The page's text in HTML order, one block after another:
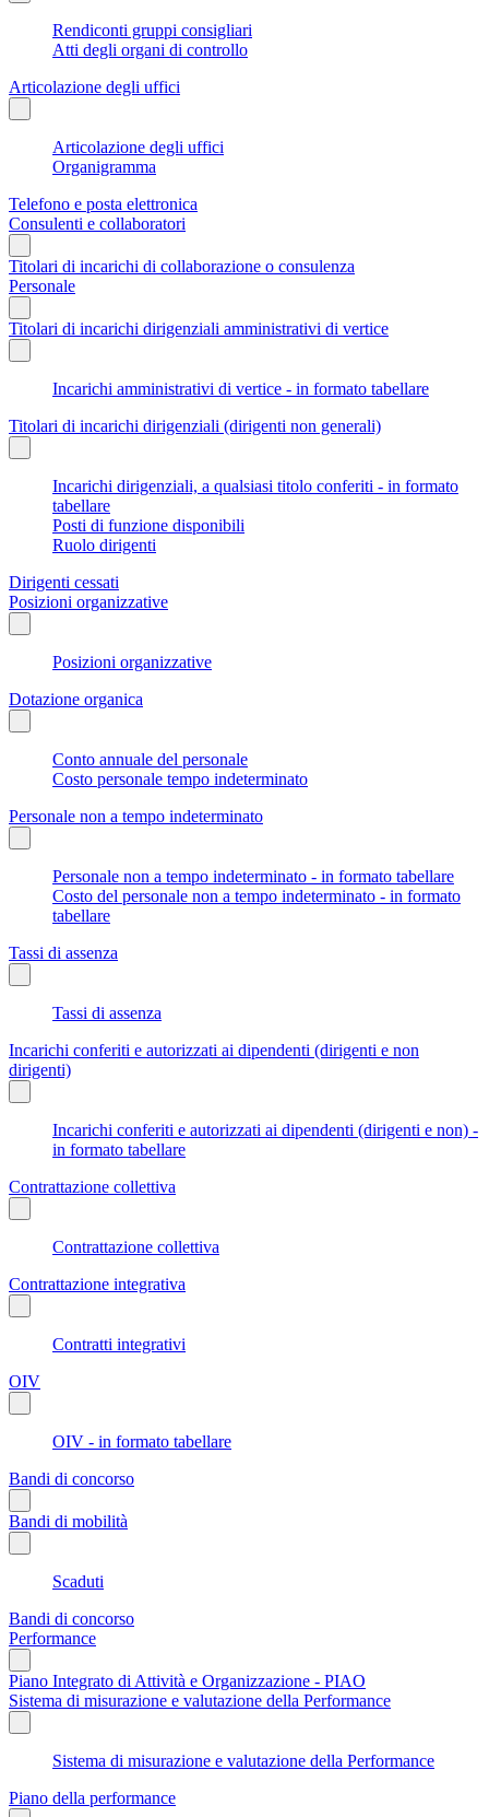
Rendiconti gruppi consigliari
Atti degli organi di controllo
Articolazione degli uffici
Articolazione degli uffici
Organigramma
Telefono e posta elettronica
Consulenti e collaboratori
Titolari di incarichi di collaborazione o consulenza
Personale
Titolari di incarichi dirigenziali amministrativi di vertice
Incarichi amministrativi di vertice - in formato tabellare
Titolari di incarichi dirigenziali (dirigenti non generali)
Incarichi dirigenziali, a qualsiasi titolo conferiti - in formato
tabellare
Posti di funzione disponibili
Ruolo dirigenti
Dirigenti cessati
Posizioni organizzative
Posizioni organizzative
Dotazione organica
Conto annuale del personale
Costo personale tempo indeterminato
Personale non a tempo indeterminato
Personale non a tempo indeterminato - in formato tabellare
Costo del personale non a tempo indeterminato - in formato
tabellare
Tassi di assenza
Tassi di assenza
Incarichi conferiti e autorizzati ai dipendenti (dirigenti e non
dirigenti)
Incarichi conferiti e autorizzati ai dipendenti (dirigenti e non) -
in formato tabellare
Contrattazione collettiva
Contrattazione collettiva
Contrattazione integrativa
Contratti integrativi
OIV
OIV - in formato tabellare
Bandi di concorso
Bandi di mobilità
Scaduti
Bandi di concorso
Performance
Piano Integrato di Attività e Organizzazione - PIAO
Sistema di misurazione e valutazione della Performance
Sistema di misurazione e valutazione della Performance
Piano della performance